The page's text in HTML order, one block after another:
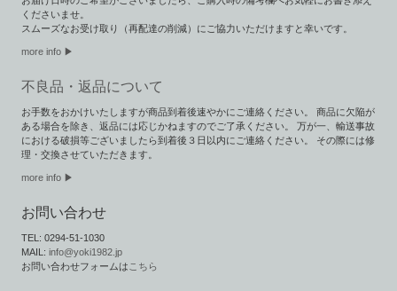
くださいませ。
スムーズなお受け取り（再配達の削減）にご協力いただけますと幸いです。
more info ▶︎
不良品・返品について
お手数をおかけいたしますが商品到着後速やかにご連絡ください。 商品に欠陥が
ある場合を除き、返品には応じかねますのでご了承ください。 万が一、輸送事故
における破損等ございましたら到着後３日以内にご連絡ください。 その際には修
理・交換させていただきます。
more info ▶
お問い合わせ
TEL: 0294-51-1030
MAIL:info@yoki1982.jp
お問い合わせフォームは こちら